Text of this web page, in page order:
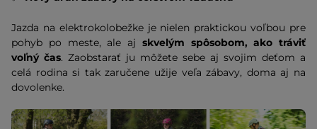
Jazda na elektrokolobežke je nielen praktickou voľbou pre
pohyb po meste, ale aj skvelým spôsobom, ako tráviť
voľný čas. Zaobstarať ju môžete sebe aj svojim deťom a
celá rodina si tak zaručene užije veľa zábavy, doma aj na
dovolenke.